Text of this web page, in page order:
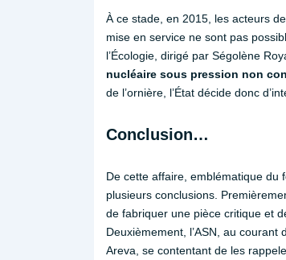
À ce stade, en 2015, les acteurs
mise en service ne sont pas
l’Écologie, dirigé par Ségolène
nucléaire sous pression non
de l’ornière, l’État décide donc
Conclusion…
De cette affaire, emblématique du
plusieurs conclusions.
de fabriquer une pièce critique et
Deuxièmement, l’ASN, au
Areva, se contentant de les